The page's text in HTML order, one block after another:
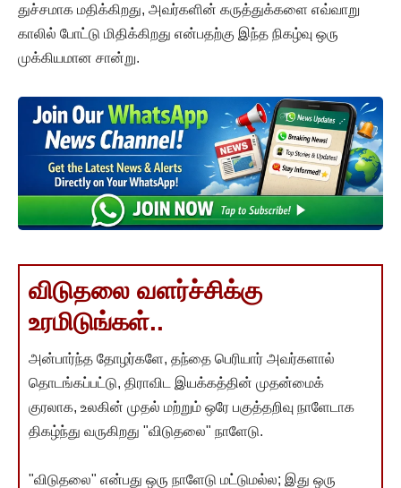
துச்சமாக மதிக்கிறது, அவர்களின் கருத்துக்களை எவ்வாறு
காலில் போட்டு மிதிக்கிறது என்பதற்கு இந்த நிகழ்வு ஒரு
முக்கியமான சான்று.
விடுதலை வளர்ச்சிக்கு
உரமிடுங்கள்..
அன்பார்ந்த தோழர்களே, தந்தை பெரியார் அவர்களால்
தொடங்கப்பட்டு, திராவிட இயக்கத்தின் முதன்மைக்
குரலாக, உலகின் முதல் மற்றும் ஒரே பகுத்தறிவு நாளேடாக
திகழ்ந்து வருகிறது "விடுதலை" நாளேடு.
"விடுதலை" என்பது ஒரு நாளேடு மட்டுமல்ல; இது ஒரு